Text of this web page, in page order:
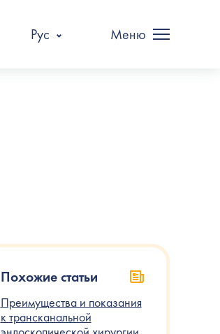
Рус Меню
Похожие статьи
Преимущества и показания
к трансканальной